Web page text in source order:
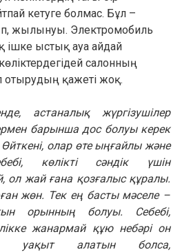
кетуге болмас. Бұл –
жылынуы. Электромобиль
ішке ыстық ауа айдай
салонның
қажеті жоқ.
астаналық жүргізушілер
барынша дос болуы керек
олар өте ыңғайлы және
көлікті сәндік үшін
ол жай ғана қозғалыс құралы.
жөн. Тек ең басты мәселе –
орынның болуы. Себебі,
жанармай құю небәрі он
уақыт алатын болса,